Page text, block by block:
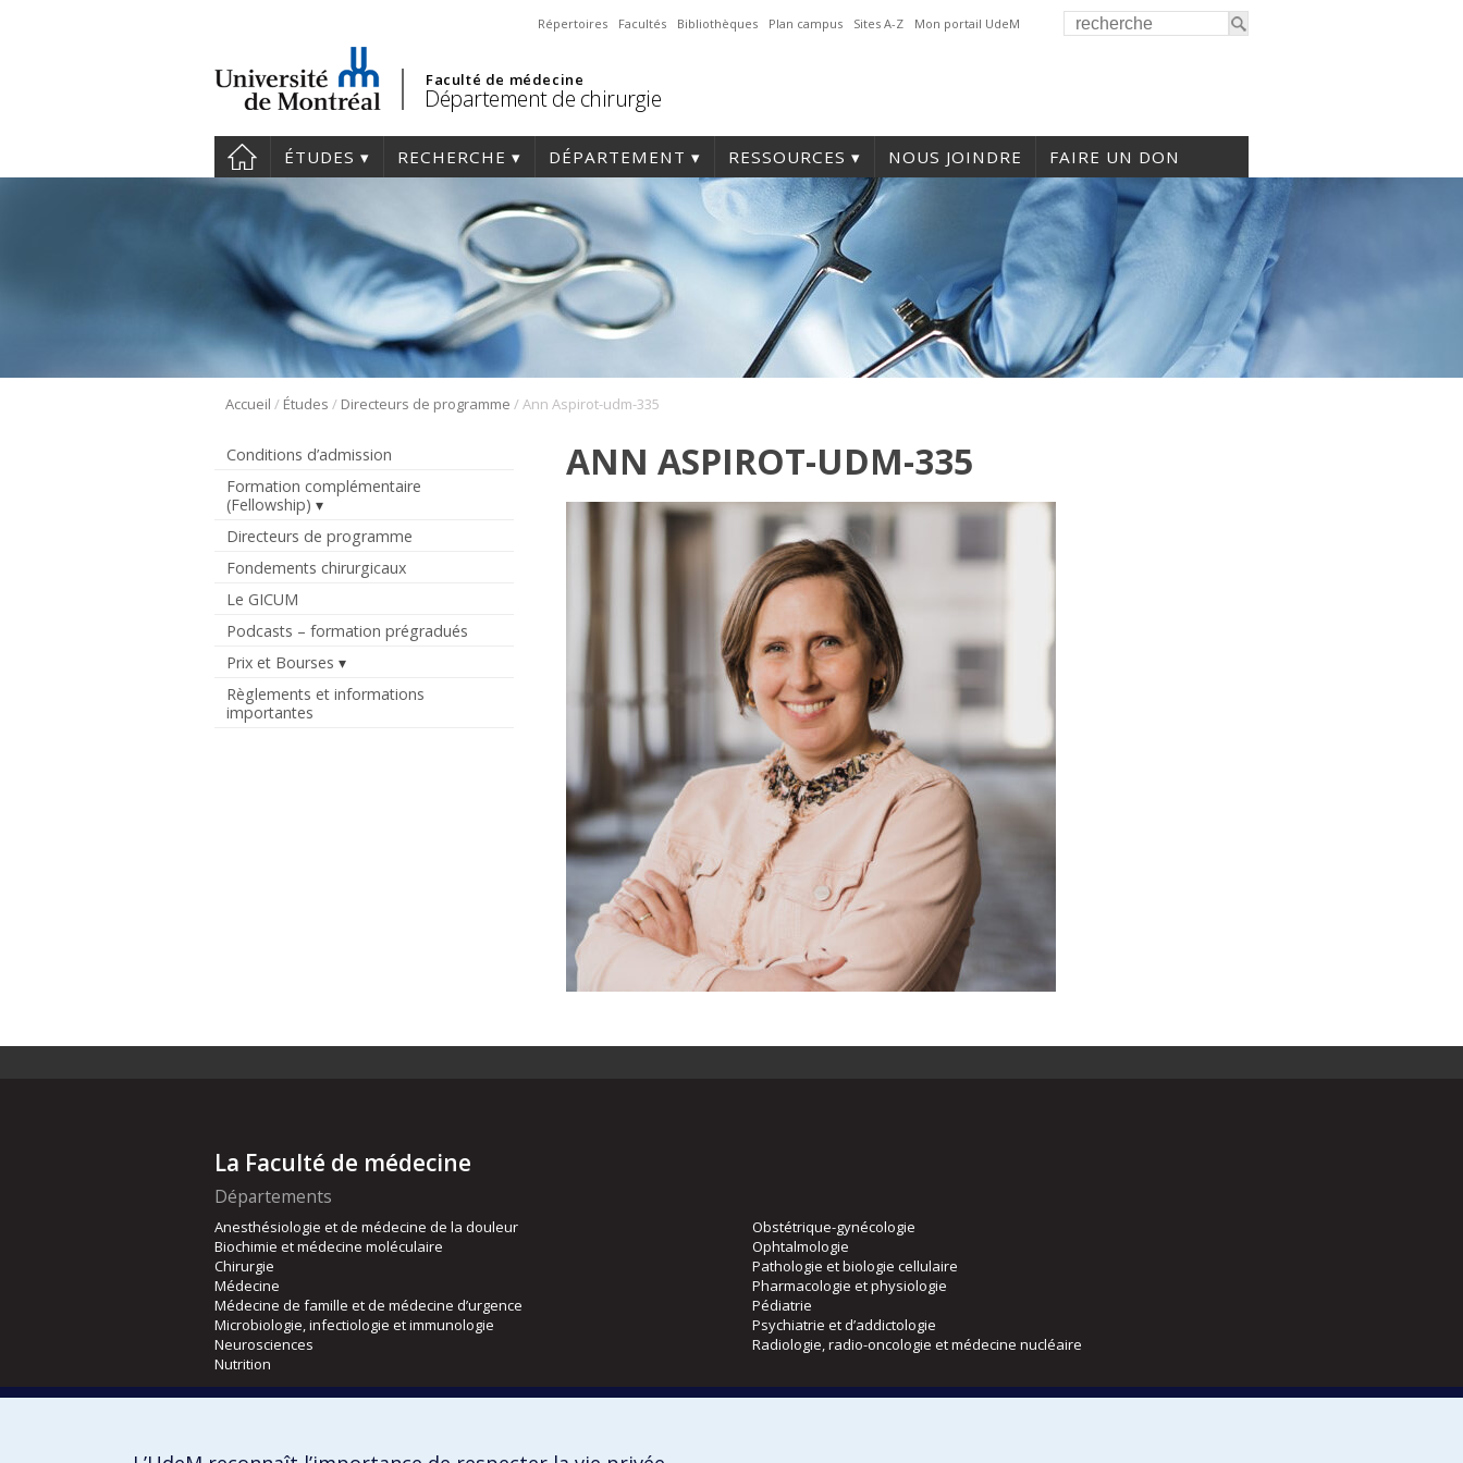
Répertoires Facultés Bibliothèques Plan campus Sites A-Z Mon portail UdeM
Faculté de médecine
Département de chirurgie
ÉTUDES RECHERCHE DÉPARTEMENT RESSOURCES NOUS JOINDRE FAIRE UN DON
Accueil / Études / Directeurs de programme /Ann Aspirot-udm-335
Conditions d’admission
Formation complémentaire
(Fellowship)
Directeurs de programme
Fondements chirurgicaux
Le GICUM
Podcasts – formation prégradués
Prix et Bourses
Règlements et informations
importantes
ANN ASPIROT-UDM-335
La Faculté de médecine
Départements
Anesthésiologie et de médecine de la douleur
Biochimie et médecine moléculaire
Chirurgie
Médecine
Médecine de famille et de médecine d’urgence
Microbiologie, infectiologie et immunologie
Neurosciences
Nutrition
Obstétrique-gynécologie
Ophtalmologie
Pathologie et biologie cellulaire
Pharmacologie et physiologie
Pédiatrie
Psychiatrie et d’addictologie
Radiologie, radio-oncologie et médecine nucléaire